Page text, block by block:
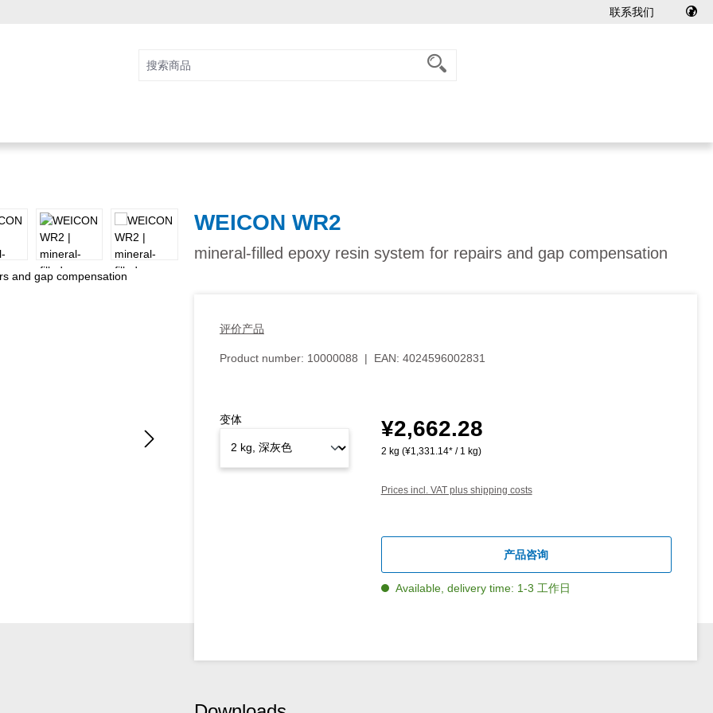
联系我们
WEICON WR2
mineral-filled epoxy resin system for repairs and gap compensation
评价产品
Product number: 10000088 | EAN: 4024596002831
Regular price:
¥2,662.28
2 kg (¥1,331.14* / 1 kg)
Prices incl. VAT plus shipping costs
变体
产品咨询
Available, delivery time: 1-3 工作日